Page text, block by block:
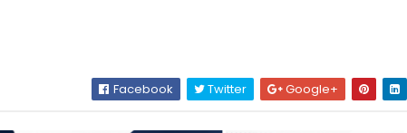
Facebook Twitter Google+